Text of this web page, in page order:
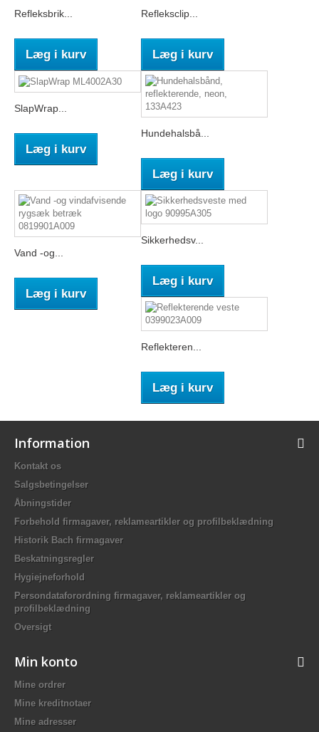
Refleksbrik...
Læg i kurv
Refleksclip...
Læg i kurv
SlapWrap...
Læg i kurv
Hundehalsbå...
Læg i kurv
Vand -og...
Læg i kurv
Sikkerhedsv...
Læg i kurv
Reflekteren...
Læg i kurv
Information
Kontakt os
Salgsbetingelser
Åbningstider
Forbehold firmagaver, reklameartikler og profilbeklædning
Historik Bach firmagaver
Beskatningsregler
Hygiejneforhold
Persondataforordning firmagaver, reklameartikler og
profilbeklædning
Oversigt
Min konto
Mine ordrer
Mine kreditnotaer
Mine adresser